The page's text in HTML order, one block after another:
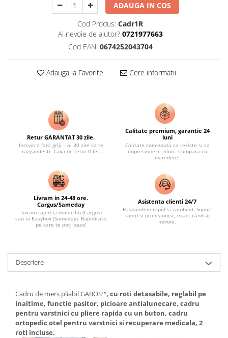
ADAUGA IN COS
Cod Produs: Cadr1R
Ai nevoie de ajutor? 0721977663
Cod EAN: 0674252043704
Adauga la Favorite Cere informatii
Retur GARANTAT 30 zile.
Incearca fara griji – ai 30 zile sa te
razgandesti. Taxa de retur 0 lei.
Calitate premium, garantie 24
luni
Calitate conceputa sa reziste si sa
impresioneze zilnic. Cumpara cu
incredere!
Livram in 24-48 ore.
Cargus/Sameday
Livram rapid la domiciliu (Cargus)
sau la Easybox (Sameday). Rapiditate
pe care te poți baza!
Asistenta clienti 24/7
Raspundem rapid si zambind. Suport
rapid si profesionist, exact cand ai
nevoie.
Descriere
Cadru de mers pliabil GABOS™,cu roti detasabile, reglabil pe
inaltime, functie pasitor, picioare antialunecare, cadru
pentru varstnici cu pliere rapida cu un buton, cadru
ortopedic otel pentru varstnici si recuperare medicala, 2
roti incluse.